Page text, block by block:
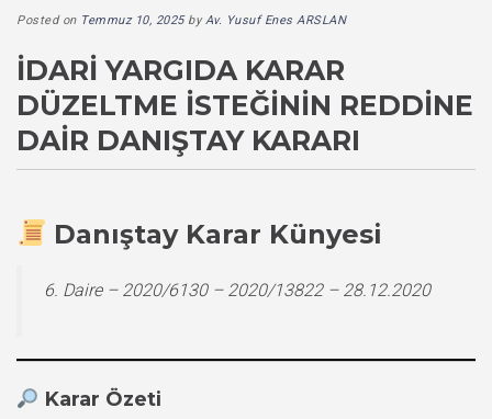
Posted on Temmuz 10, 2025byAv. Yusuf Enes ARSLAN
İDARI YARGIDA KARAR
DÜZELTME İSTEĞININ REDDINE
DAIR DANIŞTAY KARARI
Danıştay Karar Künyesi
6. Daire – 2020/6130 – 2020/13822 – 28.12.2020
Karar Özeti